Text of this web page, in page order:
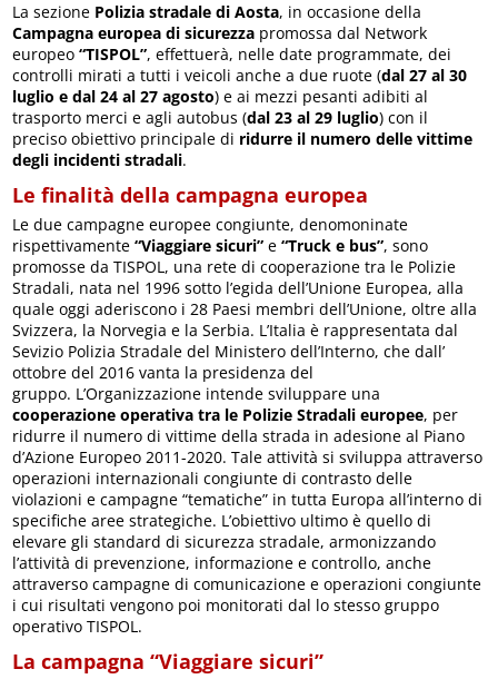
La sezione Polizia stradale di Aosta, in occasione della
Campagna europea di sicurezza promossa dal Network
europeo“TISPOL”, effettuerà, nelle date programmate, dei
controlli mirati a tutti i veicoli anche a due ruote (dal 27 al 30
luglio e dal 24 al 27 agosto) e ai mezzi pesanti adibiti al
trasporto merci e agli autobus (dal 23 al 29 luglio) con il
preciso obiettivo principale di ridurre il numero delle vittime
degli incidenti stradali.
Le finalità della campagna europea
Le due campagne europee congiunte, denomoninate
rispettivamente“Viaggiare sicuri” e“Truck e bus”, sono
promosse da TISPOL, una rete di cooperazione tra le Polizie
Stradali, nata nel 1996 sotto l’egida dell’Unione Europea, alla
quale oggi aderiscono i 28 Paesi membri dell’Unione, oltre alla
Svizzera, la Norvegia e la Serbia. L’Italia è rappresentata dal
Sevizio Polizia Stradale del Ministero dell’Interno, che dall’
ottobre del 2016 vanta la presidenza del
gruppo. L’Organizzazione intende sviluppare una
cooperazione operativa tra le Polizie Stradali europee, per
ridurre il numero di vittime della strada in adesione al Piano
d’Azione Europeo 2011-2020. Tale attività si sviluppa attraverso
operazioni internazionali congiunte di contrasto delle
violazioni e campagne “tematiche” in tutta Europa all’interno di
specifiche aree strategiche. L’obiettivo ultimo è quello di
elevare gli standard di sicurezza stradale, armonizzando
l’attività di prevenzione, informazione e controllo, anche
attraverso campagne di comunicazione e operazioni congiunte
i cui risultati vengono poi monitorati dal lo stesso gruppo
operativo TISPOL.
La campagna “Viaggiare sicuri”